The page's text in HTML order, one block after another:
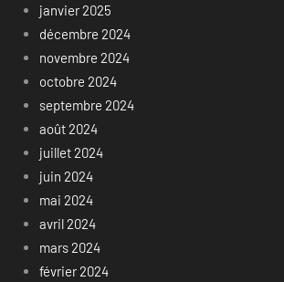
janvier 2025
décembre 2024
novembre 2024
octobre 2024
septembre 2024
août 2024
juillet 2024
juin 2024
mai 2024
avril 2024
mars 2024
février 2024